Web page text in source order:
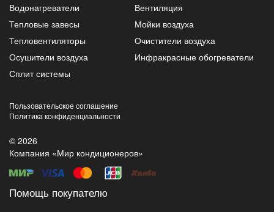
Водонагреватели
Вентиляция
Тепловые завесы
Мойки воздуха
Тепловентиляторы
Очистители воздуха
Осушители воздуха
Инфракрасные обогреватели
Сплит системы
Пользовательское соглашение
Политика конфиденциальности
© 2026
Компания «Мир кондиционеров»
Помощь покупателю